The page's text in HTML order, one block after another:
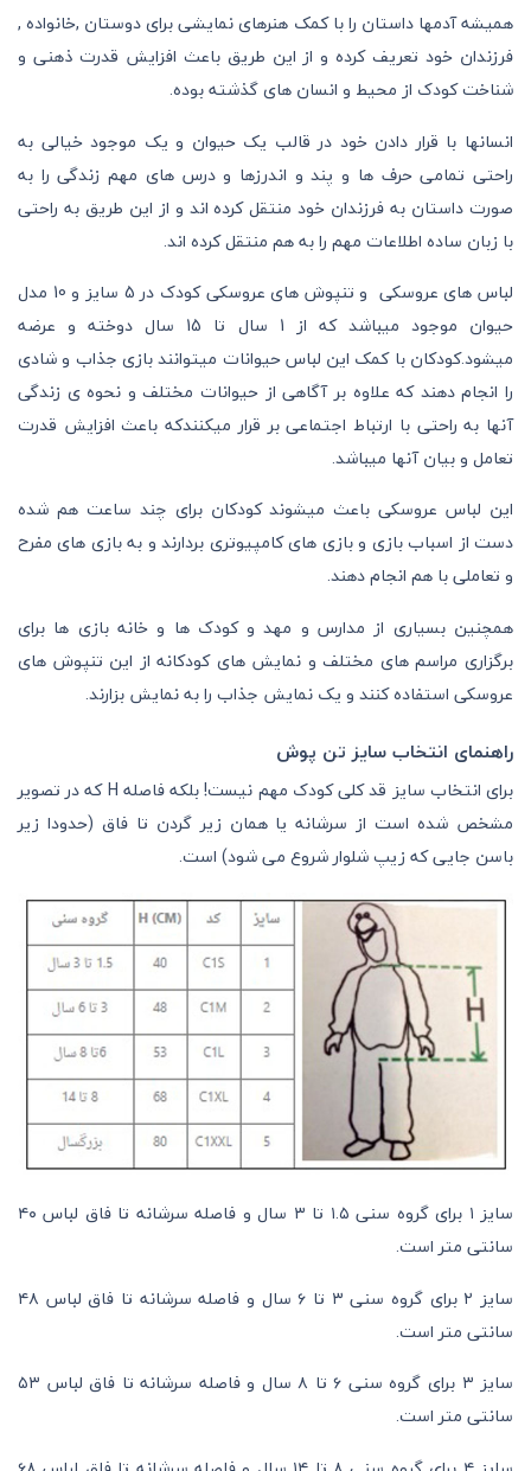
همیشه آدمها داستان را با کمک هنرهای نمایشی برای دوستان ,خانواده ,
فرزندان خود تعریف کرده و از این طریق باعث افزایش قدرت ذهنی و
شناخت کودک از محیط و انسان های گذشته بوده.
انسانها با قرار دادن خود در قالب یک حیوان و یک موجود خیالی به
راحتی تمامی حرف ها و پند و اندرزها و درس های مهم زندگی را به
صورت داستان به فرزندان خود منتقل کرده اند و از این طریق به راحتی
با زبان ساده اطلاعات مهم را به هم منتقل کرده اند.
لباس های عروسکی و تنپوش های عروسکی کودک در 5 سایز و 10 مدل
حیوان موجود میباشد که از 1 سال تا 15 سال دوخته و عرضه
میشود.کودکان با کمک این لباس حیوانات میتوانند بازی جذاب و شادی
را انجام دهند که علاوه بر آگاهی از حیوانات مختلف و نحوه ی زندگی
آنها به راحتی با ارتباط اجتماعی بر قرار میکنندکه باعث افزایش قدرت
تعامل و بیان آنها میباشد.
این لباس عروسکی باعث میشوند کودکان برای چند ساعت هم شده
دست از اسباب بازی و بازی های کامپیوتری بردارند و به بازی های مفرح
و تعاملی با هم انجام دهند.
همچنین بسیاری از مدارس و مهد و کودک ها و خانه بازی ها برای
برگزاری مراسم های مختلف و نمایش های کودکانه از این تنپوش های
عروسکی استفاده کنند و یک نمایش جذاب را به نمایش بزارند.
راهنمای انتخاب سایز تن پوش
برای انتخاب سایز قد کلی کودک مهم نیست! بلکه فاصله H که در تصویر
مشخص شده است از سرشانه یا همان زیر گردن تا فاق (حدودا زیر
باسن جایی که زیپ شلوار شروع می شود) است.
سایز ۱ برای گروه سنی ۱.۵ تا ۳ سال و فاصله سرشانه تا فاق لباس ۴۰
سانتی متر است.
سایز ۲ برای گروه سنی ۳ تا ۶ سال و فاصله سرشانه تا فاق لباس ۴۸
سانتی متر است.
سایز ۳ برای گروه سنی ۶ تا ۸ سال و فاصله سرشانه تا فاق لباس ۵۳
سانتی متر است.